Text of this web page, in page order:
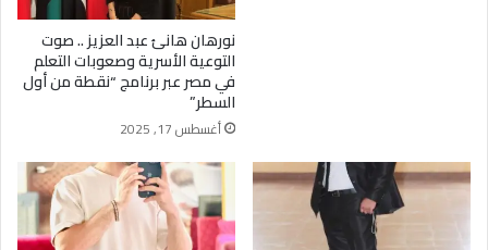
نورهان هانئ عبد العزيز .. صوت
التوعية الأسرية وصعوبات التعلم
في مصر عبر برنامج “نقطة من أول
السطر”
أغسطس 17, 2025